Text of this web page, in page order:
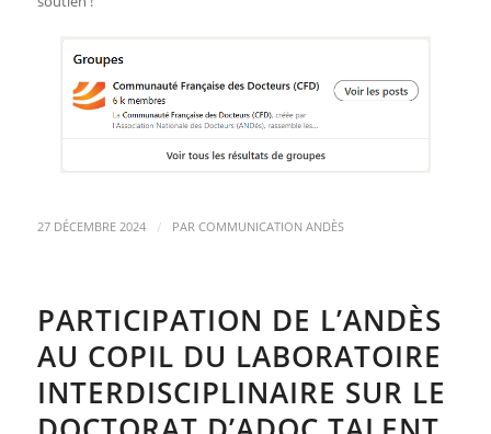
27 DÉCEMBRE 2024 / PAR COMMUNICATION ANDÈS
PARTICIPATION DE L’ANDÈS
AU COPIL DU LABORATOIRE
INTERDISCIPLINAIRE SUR LE